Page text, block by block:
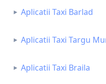
Aplicatii Taxi Barlad
Aplicatii Taxi Targu
Aplicatii Taxi Braila